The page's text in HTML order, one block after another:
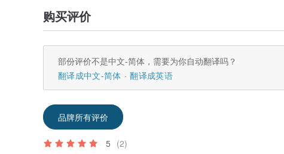
购买评价
部份评价不是中文-简体，需要为你自动翻译吗？
翻译成中文-简体
翻译成英语
品牌所有评价
5 (2)